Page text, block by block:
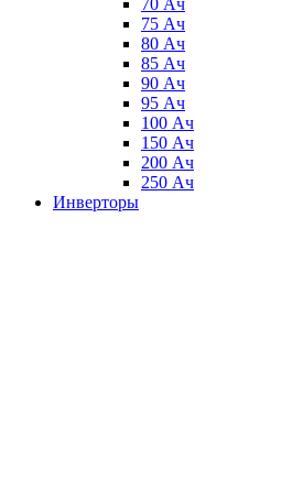
70 Ач
75 Ач
80 Ач
85 Ач
90 Ач
95 Ач
100 Ач
150 Ач
200 Ач
250 Ач
Инверторы